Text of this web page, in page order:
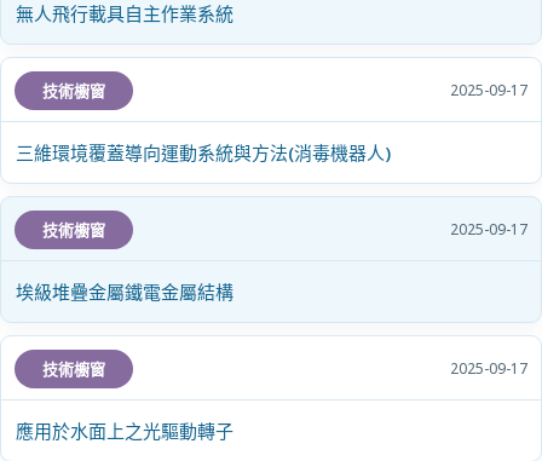
無人飛行載具自主作業系統
技術櫥窗
三維環境覆蓋導向運動系統與方法(消毒機器人)
2025-09-17
技術櫥窗
埃級堆疊金屬鐵電金屬結構
2025-09-17
技術櫥窗
應用於水面上之光驅動轉子
2025-09-17